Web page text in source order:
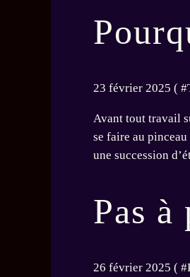
23 février 2025 ( #
Avant tout travail
se faire au
une succession
Pas
26 février 2025 ( #